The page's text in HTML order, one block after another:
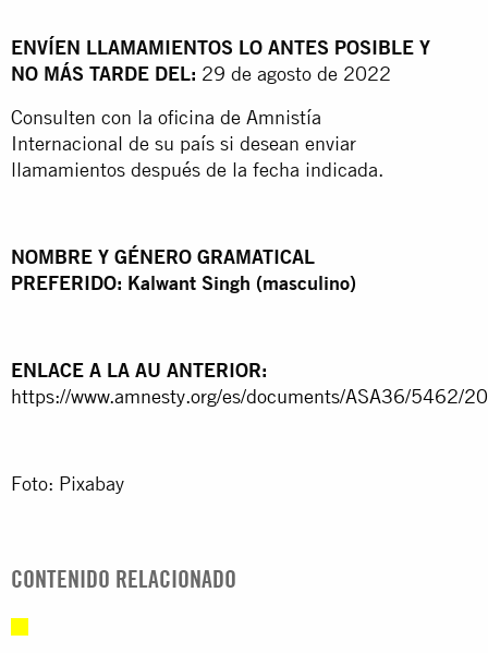
ENVÍEN LLAMAMIENTOS LO ANTES POSIBLE Y
NO MÁS TARDE DEL: 29 de agosto de 2022
Consulten con la oficina de Amnistía
Internacional de su país si desean enviar
llamamientos después de la fecha indicada.
NOMBRE Y GÉNERO GRAMATICAL
PREFERIDO: Kalwant Singh (masculino)
ENLACE A LA AU ANTERIOR:
https://www.amnesty.org/es/documents/ASA36/5462/
Foto: Pixabay
CONTENIDO RELACIONADO